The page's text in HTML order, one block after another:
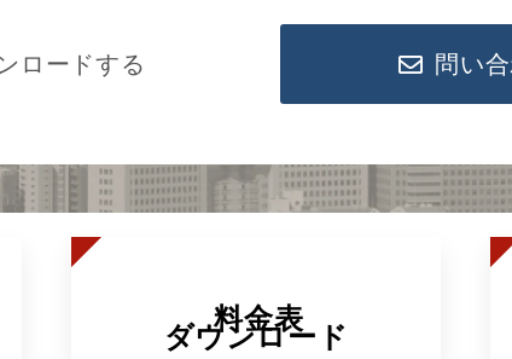
ロードする 問い
料金表
ダウンロード